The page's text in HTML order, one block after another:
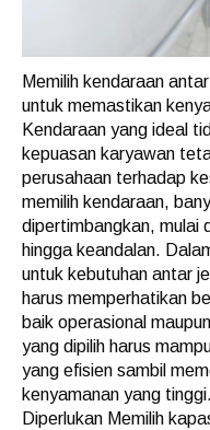
Memilih kendaraan
untuk memastikan
Kendaraan yang ideal
kepuasan karyawan
perusahaan terhadap
memilih kendaraan,
dipertimbangkan, mulai
hingga keandalan.
untuk kebutuhan antar
harus memperhatikan
baik operasional
yang dipilih harus
yang efisien sambil
kenyamanan yang
Diperlukan Memilih